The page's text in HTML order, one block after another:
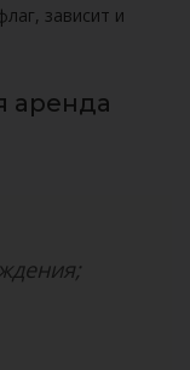
зависит и
аренда